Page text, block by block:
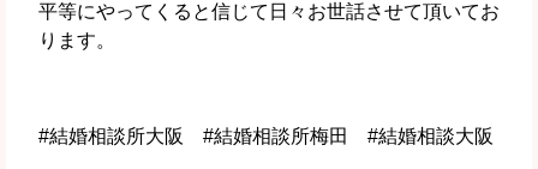
平等にやってくると信じて日々お世話させて頂いてお
ります。
#結婚相談所大阪 #結婚相談所梅田 #結婚相談大阪